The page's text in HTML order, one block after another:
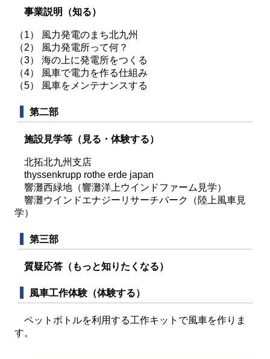
事業説明（知る）
（1） 風力発電のまち北九州
（2） 風力発電所って何？
（3） 海の上に発電所をつくる
（4） 風車で電力を作る仕組み
（5） 風車をメンテナンスする
第二部
施設見学等（見る・体験する）
北拓北九州支店
thyssenkrupp rothe erde japan
響灘西緑地（響灘洋上ウインドファーム見学）
響灘ウインドエナジーリサーチパーク（陸上風車見
学）
第三部
質疑応答（もっと知りたくなる）
風車工作体験（体験する）
ペットボトルを利用する工作キットで風車を作りま
す。